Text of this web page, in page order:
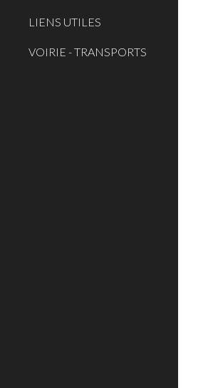
LIENS UTILES
VOIRIE - TRANSPORTS